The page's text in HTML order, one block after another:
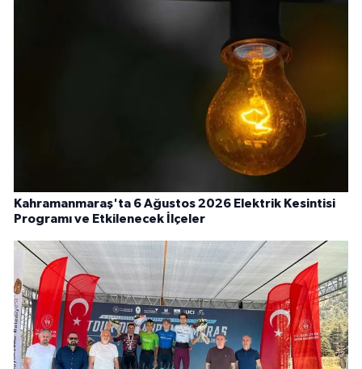
Kahramanmaraş'ta 6 Ağustos 2026 Elektrik Kesintisi
Programı ve Etkilenecek İlçeler